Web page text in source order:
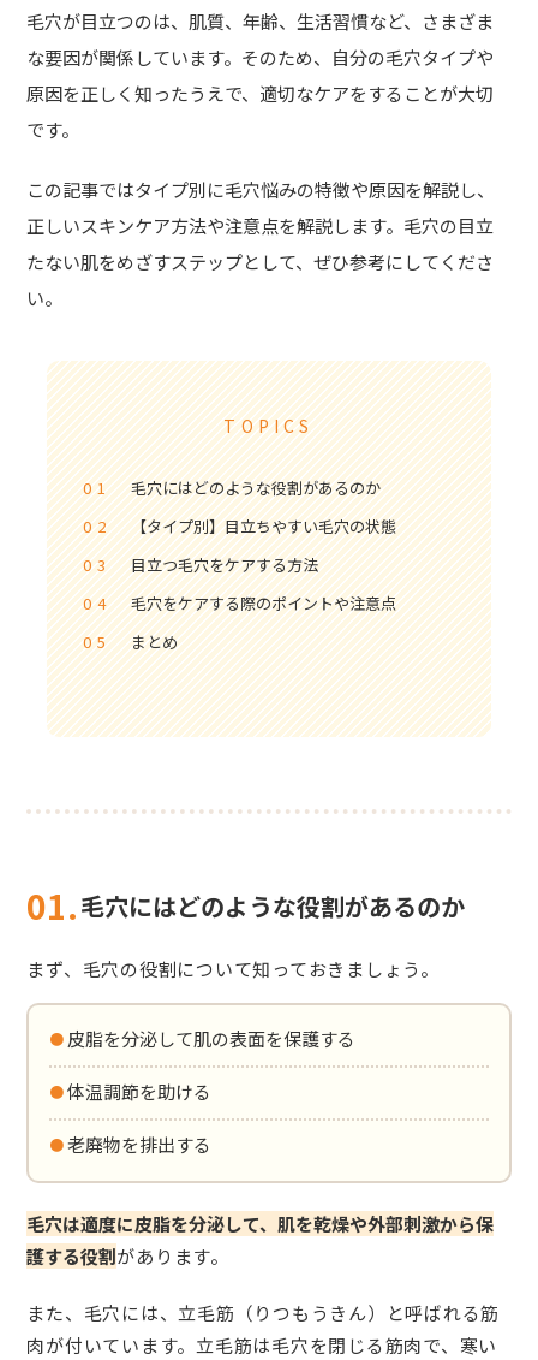
毛穴が目立つのは、肌質、年齢、生活習慣など、さまざま
な要因が関係しています。そのため、自分の毛穴タイプや
原因を正しく知ったうえで、適切なケアをすることが大切
です。
この記事ではタイプ別に毛穴悩みの特徴や原因を解説し、
正しいスキンケア方法や注意点を解説します。毛穴の目立
たない肌をめざすステップとして、ぜひ参考にしてくださ
い。
TOPICS
01
毛穴にはどのような役割があるのか
02
【タイプ別】目立ちやすい毛穴の状態
03
目立つ毛穴をケアする方法
04
毛穴をケアする際のポイントや注意点
05
まとめ
01.毛穴にはどのような役割があるのか
まず、毛穴の役割について知っておきましょう。
・皮脂を分泌して肌の表面を保護する
・体温調節を助ける
・老廃物を排出する
毛穴は適度に皮脂を分泌して、肌を乾燥や外部刺激から保
護する役割があります。
また、毛穴には、立毛筋（りつもうきん）と呼ばれる筋
肉が付いています。立毛筋は毛穴を閉じる筋肉で、寒い